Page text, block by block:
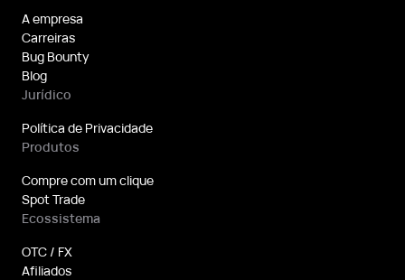
A empresa
Carreiras
Bug Bounty
Blog
Jurídico
Política de Privacidade
Produtos
Compre com um clique
Spot Trade
Ecossistema
OTC / FX
Afiliados